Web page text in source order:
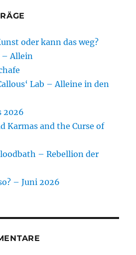
oder kann das weg?
– Allein
Lab – Alleine in den
2026
Karmas and the Curse of
– Rebellion der
– Juni 2026